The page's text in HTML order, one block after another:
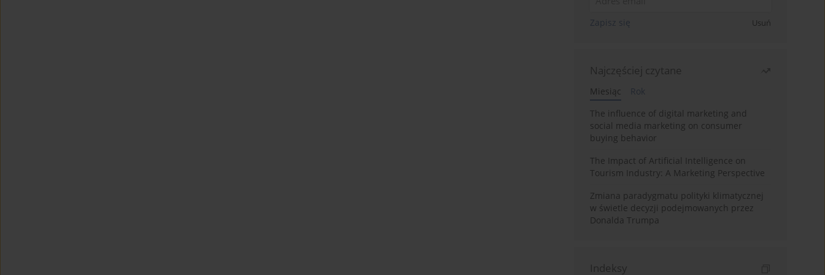
Zapisz się Usuń
Najczęściej czytane
Miesiąc
Rok
The influence of digital marketing and
social media marketing on consumer
buying behavior
The Impact of Artificial Intelligence on
Tourism Industry: A Marketing Perspective
Zmiana paradygmatu polityki klimatycznej
w świetle decyzji podejmowanych przez
Donalda Trumpa
Indeksy